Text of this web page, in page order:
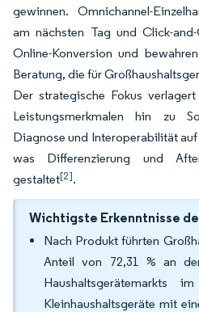
gewinnen. Omnichannel-
am nächsten Tag und Click-
Online-Konversion und
Beratung, die für
Der strategische Fokus
Leistungsmerkmalen hin zu
Diagnose und Interoperabilität
was Differenzierung und
gestaltet[2].
Wichtigste Erkenntnisse
Nach Produkt führten
Anteil von 72,31 % an
Haushaltsgerätemarkts
Kleinhaushaltsgeräte mit